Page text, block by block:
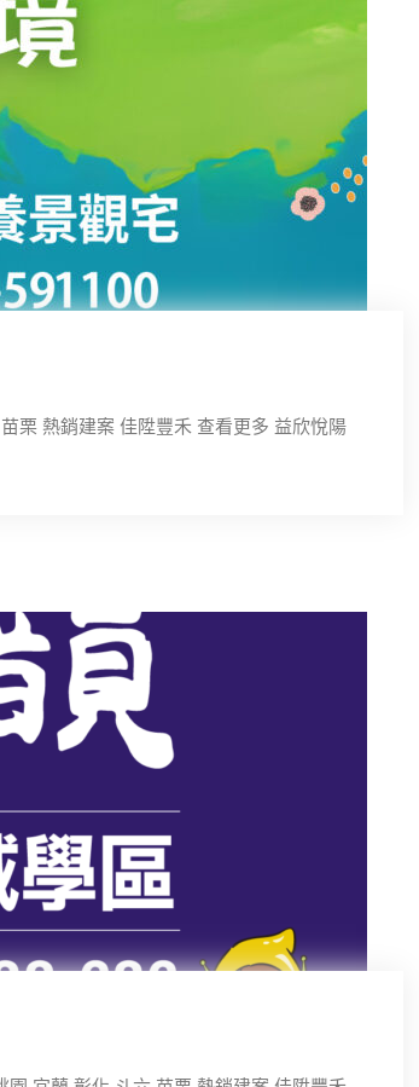
栗 熱銷建案 佳陞豐禾 查看更多 益欣悅陽